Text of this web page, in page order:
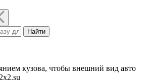
Найти
кузова, чтобы внешний вид авто